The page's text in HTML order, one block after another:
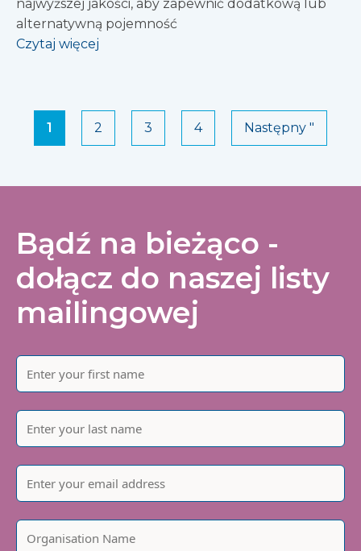
najwyższej jakości, aby zapewnić dodatkową lub
alternatywną pojemność
Czytaj więcej
1 2 3 4 Następny "
Bądź na bieżąco -
dołącz do naszej listy
mailingowej